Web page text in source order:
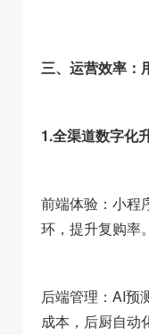
三、运营效率：
1.全渠道数字化
前端体验：小程
环，提升复购率。
后端管理：AI预
成本，后厨自动